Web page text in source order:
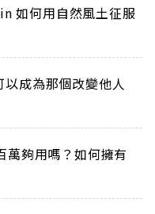
如何用自然風土征服
成為那個改變他人
萬夠用嗎？如何擁有